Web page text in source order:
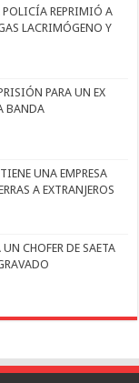
POLICÍA REPRIMIÓ A
LACRIMÓGENO Y
PARA UN EX
BANDA
UNA EMPRESA
A EXTRANJEROS
CHOFER DE SAETA